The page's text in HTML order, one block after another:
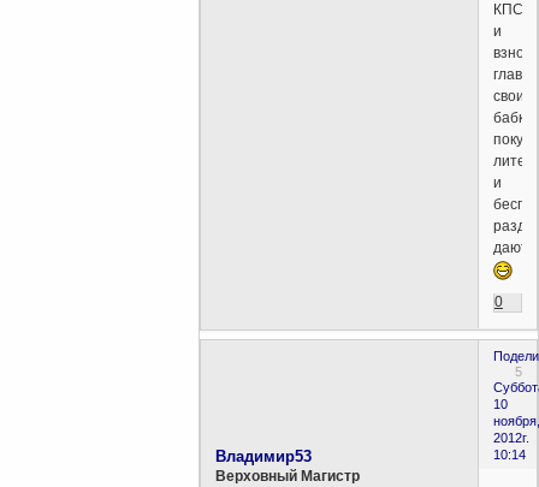
и
свои
бабки
и
дают...
0
5
10
ноября,
2012г.
10:14
Владимир53
Верховный Магистр